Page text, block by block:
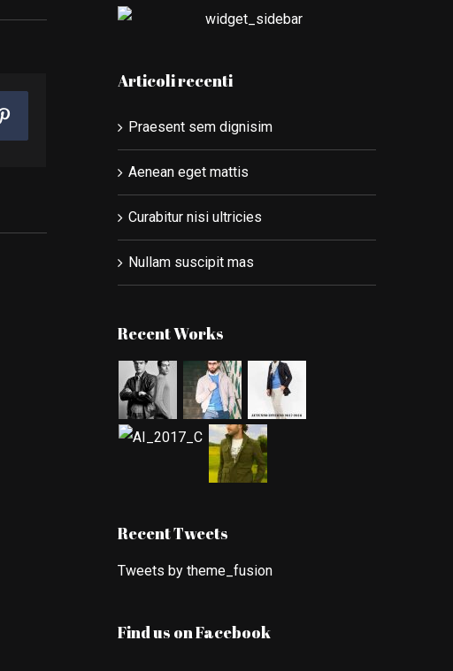
Articoli recenti
Praesent sem dignisim
Aenean eget mattis
Curabitur nisi ultricies
Nullam suscipit mas
Recent Works
Recent Tweets
Tweets by theme_fusion
Find us on Facebook